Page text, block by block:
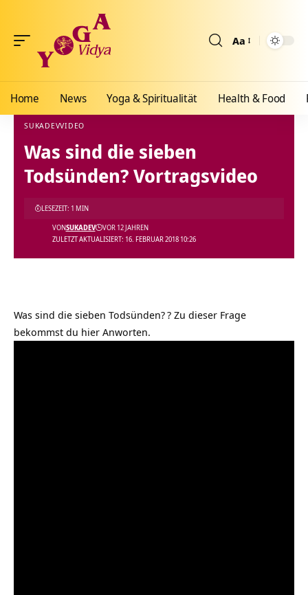
Aa
Home News Yoga & Spiritualität Health & Food
Yoga Vidya Blog - Yoga, Meditation und Ayurveda>
SUKADEVVIDEO
Was sind die sieben
Todsünden? Vortragsvideo
ZULETZT AKTUALISIERT: 16. FEBRUAR 2018 10:26
VONSUKADEV VOR 12 JAHREN
LESEZEIT: 1 MIN
Was sind die sieben Todsünden?? Zu dieser Frage
bekommst du hier Anworten.